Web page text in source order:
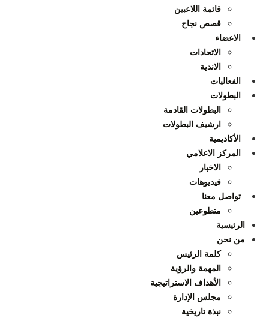
قائمة اللاعبين
قصص نجاح
الاعضاء
الاتحادات
الاندية
الفعاليات
البطولات
البطولات القادمة
ارشيف البطولات
الأكاديمية
المركز الاعلامي
الاخبار
فيديوهات
تواصل معنا
متطوعين
الرئيسية
من نحن
كلمة الرئيس
المهمة والرؤية
الأهداف الاستراتيجية
مجلس الإدارة
نبذة تاريخية